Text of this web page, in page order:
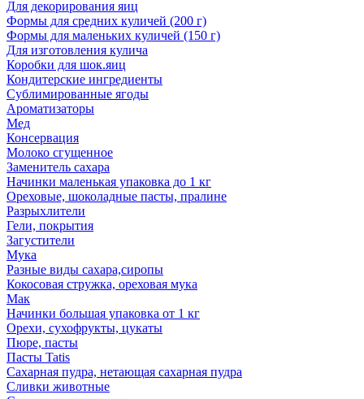
Для декорирования яиц
Формы для средних куличей (200 г)
Формы для маленьких куличей (150 г)
Для изготовления кулича
Коробки для шок.яиц
Кондитерские ингредиенты
Сублимированные ягоды
Ароматизаторы
Мед
Консервация
Молоко сгущенное
Заменитель сахара
Начинки маленькая упаковка до 1 кг
Ореховые, шоколадные пасты, пралине
Разрыхлители
Гели, покрытия
Загустители
Мука
Разные виды сахара,сиропы
Кокосовая стружка, ореховая мука
Мак
Начинки большая упаковка от 1 кг
Орехи, сухофрукты, цукаты
Пюре, пасты
Пасты Tatis
Сахарная пудра, нетающая сахарная пудра
Сливки животные